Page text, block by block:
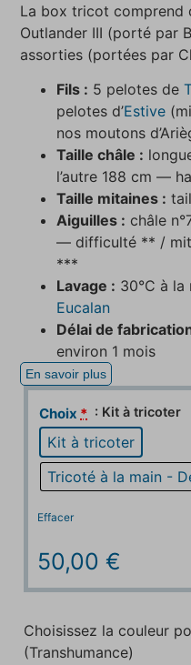
La box tricot comprend
Outlander III (porté par
assorties (portées par
Fils : 5 pelotes de
pelotes d’Estive
nos moutons
Taille châle :
l’autre 188 cm —
Taille mitaines :
Aiguilles : châle
— difficulté ** /
***
Lavage : 30°C à
Eucalan
Délai de
environ 1 mois
En savoir plus
Choix * : Kit à tricoter
Kit à tricoter
Tricoté à la main -
Effacer
50,00€
Choisissez la couleur
(Transhumance)